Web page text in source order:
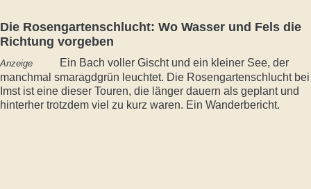
Die Rosengartenschlucht: Wo Wasser und Fels die
Richtung vorgeben
Anzeige
Ein Bach voller Gischt und ein kleiner See, der
manchmal smaragdgrün leuchtet. Die Rosengartenschlucht bei
Imst ist eine dieser Touren, die länger dauern als geplant und
hinterher trotzdem viel zu kurz waren. Ein Wanderbericht.